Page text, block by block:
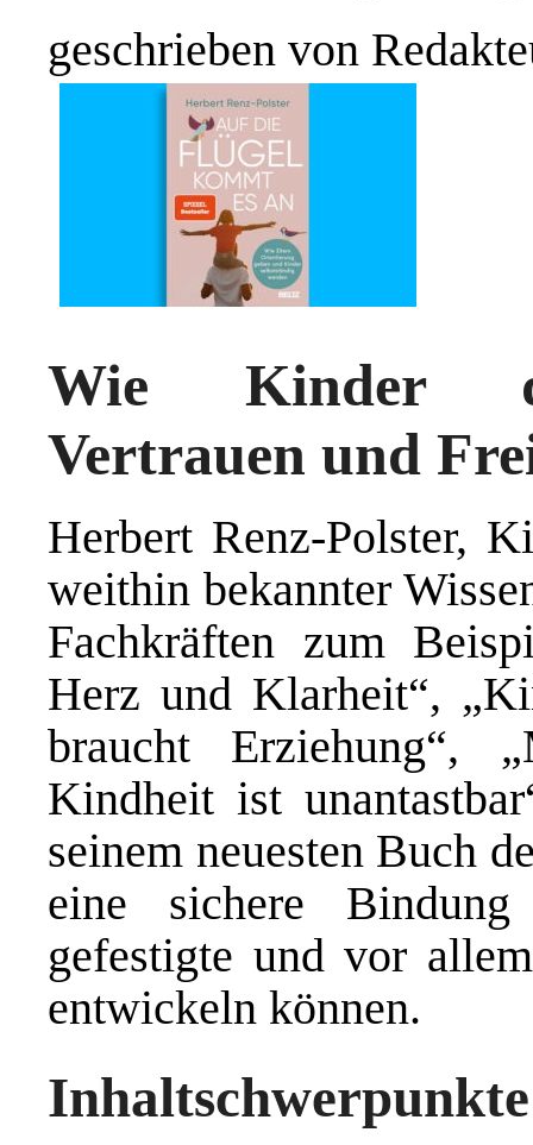
geschrieben von
Wie Kinder
Vertrauen und
Herbert Renz-Polster,
weithin bekannter
Fachkräften zum
Herz und Klarheit“,
braucht Erziehung“,
Kindheit ist
seinem neuesten Buch
eine sichere
gefestigte und vor
entwickeln können.